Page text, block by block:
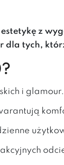
z
dla tych,
i glamour.